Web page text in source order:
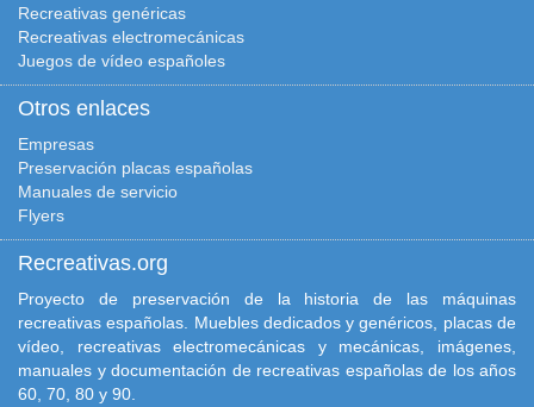
Recreativas genéricas
Recreativas electromecánicas
Juegos de vídeo españoles
Otros enlaces
Empresas
Preservación placas españolas
Manuales de servicio
Flyers
Recreativas.org
Proyecto de preservación de la historia de las máquinas
recreativas españolas. Muebles dedicados y genéricos, placas de
vídeo, recreativas electromecánicas y mecánicas, imágenes,
manuales y documentación de recreativas españolas de los años
60, 70, 80 y 90.